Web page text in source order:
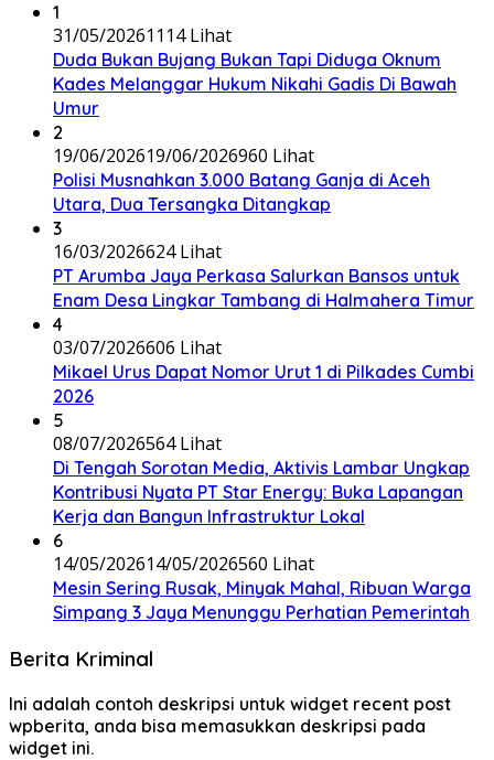
1
31/05/20261114 Lihat
Duda Bukan Bujang Bukan Tapi Diduga Oknum
Kades Melanggar Hukum Nikahi Gadis Di Bawah
Umur
2
19/06/202619/06/2026960 Lihat
Polisi Musnahkan 3.000 Batang Ganja di Aceh
Utara, Dua Tersangka Ditangkap
3
16/03/2026624 Lihat
PT Arumba Jaya Perkasa Salurkan Bansos untuk
Enam Desa Lingkar Tambang di Halmahera Timur
4
03/07/2026606 Lihat
Mikael Urus Dapat Nomor Urut 1 di Pilkades Cumbi
2026
5
08/07/2026564 Lihat
Di Tengah Sorotan Media, Aktivis Lambar Ungkap
Kontribusi Nyata PT Star Energy: Buka Lapangan
Kerja dan Bangun Infrastruktur Lokal
6
14/05/202614/05/2026560 Lihat
Mesin Sering Rusak, Minyak Mahal, Ribuan Warga
Simpang 3 Jaya Menunggu Perhatian Pemerintah
Berita Kriminal
Ini adalah contoh deskripsi untuk widget recent post
wpberita, anda bisa memasukkan deskripsi pada
widget ini.